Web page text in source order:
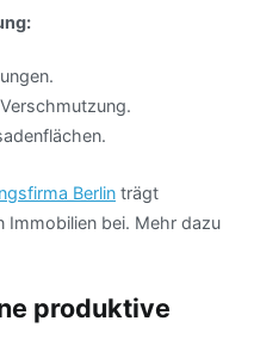
Berlin trägt
Immobilien bei. Mehr dazu
produktive